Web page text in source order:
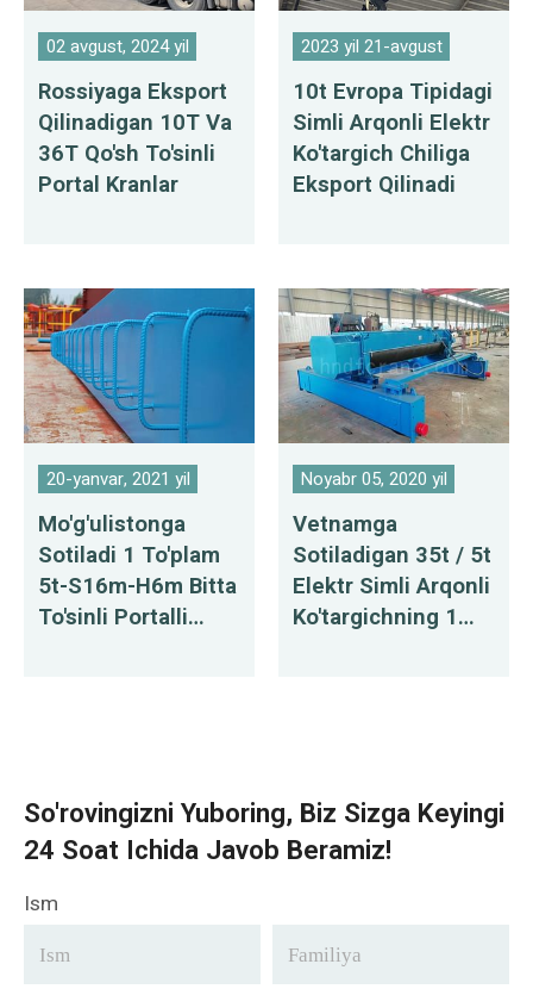
02 avgust, 2024 yil
Rossiyaga Eksport
Qilinadigan 10T Va
36T Qo'sh To'sinli
Portal Kranlar
2023 yil 21-avgust
10t Evropa Tipidagi
Simli Arqonli Elektr
Ko'targich Chiliga
Eksport Qilinadi
20-yanvar, 2021 yil
Mo'g'ulistonga
Sotiladi 1 To'plam
5t-S16m-H6m Bitta
To'sinli Portalli
Noyabr 05, 2020 yil
Vetnamga
Sotiladigan 35t / 5t
Elektr Simli Arqonli
Ko'targichning 1
So'rovingizni Yuboring, Biz Sizga Keyingi
24 Soat Ichida Javob Beramiz!
Ism